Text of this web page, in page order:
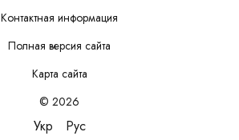
Контактная информация
Полная версия сайта
Карта сайта
© 2026
Укр Рус